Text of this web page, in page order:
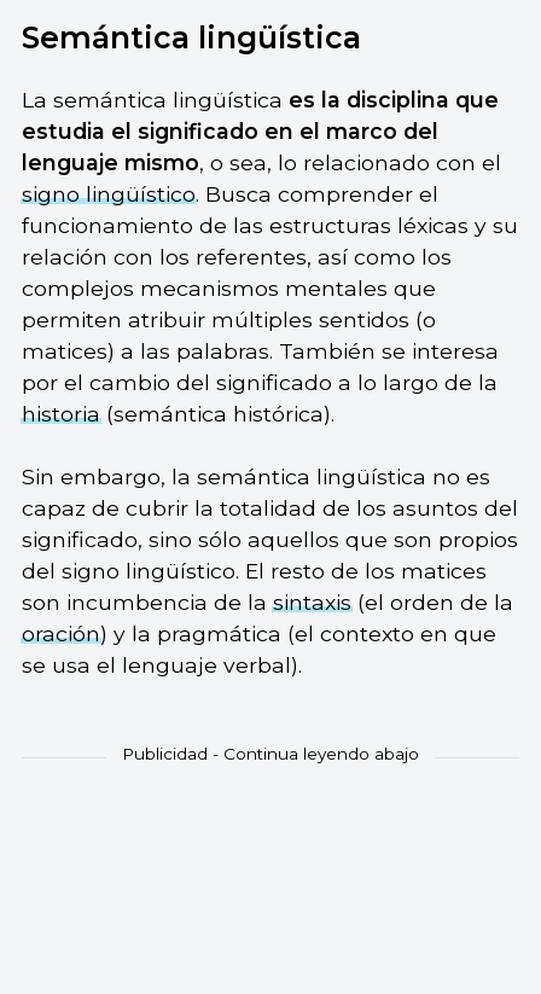
Semántica lingüística
La semántica lingüística es la disciplina que
estudia el significado en el marco del
lenguaje mismo, o sea, lo relacionado con el
signo lingüístico. Busca comprender el
funcionamiento de las estructuras léxicas y su
relación con los referentes, así como los
complejos mecanismos mentales que
permiten atribuir múltiples sentidos (o
matices) a las palabras. También se interesa
por el cambio del significado a lo largo de la
historia(semántica histórica).
Sin embargo, la semántica lingüística no es
capaz de cubrir la totalidad de los asuntos del
significado, sino sólo aquellos que son propios
del signo lingüístico. El resto de los matices
son incumbencia de lasintaxis(el orden de la
oración) y la pragmática (el contexto en que
se usa el lenguaje verbal).